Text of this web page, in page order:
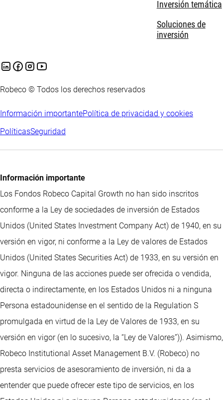
Inversión temática
Soluciones de
inversión
Robeco © Todos los derechos reservados
Información importantePolítica de privacidad y cookies
PolíticasSeguridad
Información importante
Los Fondos Robeco Capital Growth no han sido inscritos
conforme a la Ley de sociedades de inversión de Estados
Unidos (United States Investment Company Act) de 1940, en su
versión en vigor, ni conforme a la Ley de valores de Estados
Unidos (United States Securities Act) de 1933, en su versión en
vigor. Ninguna de las acciones puede ser ofrecida o vendida,
directa o indirectamente, en los Estados Unidos ni a ninguna
Persona estadounidense en el sentido de la Regulation S
promulgada en virtud de la Ley de Valores de 1933, en su
versión en vigor (en lo sucesivo, la “Ley de Valores”)). Asimismo,
Robeco Institutional Asset Management B.V. (Robeco) no
presta servicios de asesoramiento de inversión, ni da a
entender que puede ofrecer este tipo de servicios, en los